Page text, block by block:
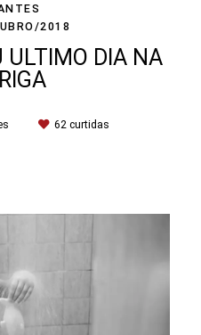
2018
ULTIMO DIA NA
62 curtidas